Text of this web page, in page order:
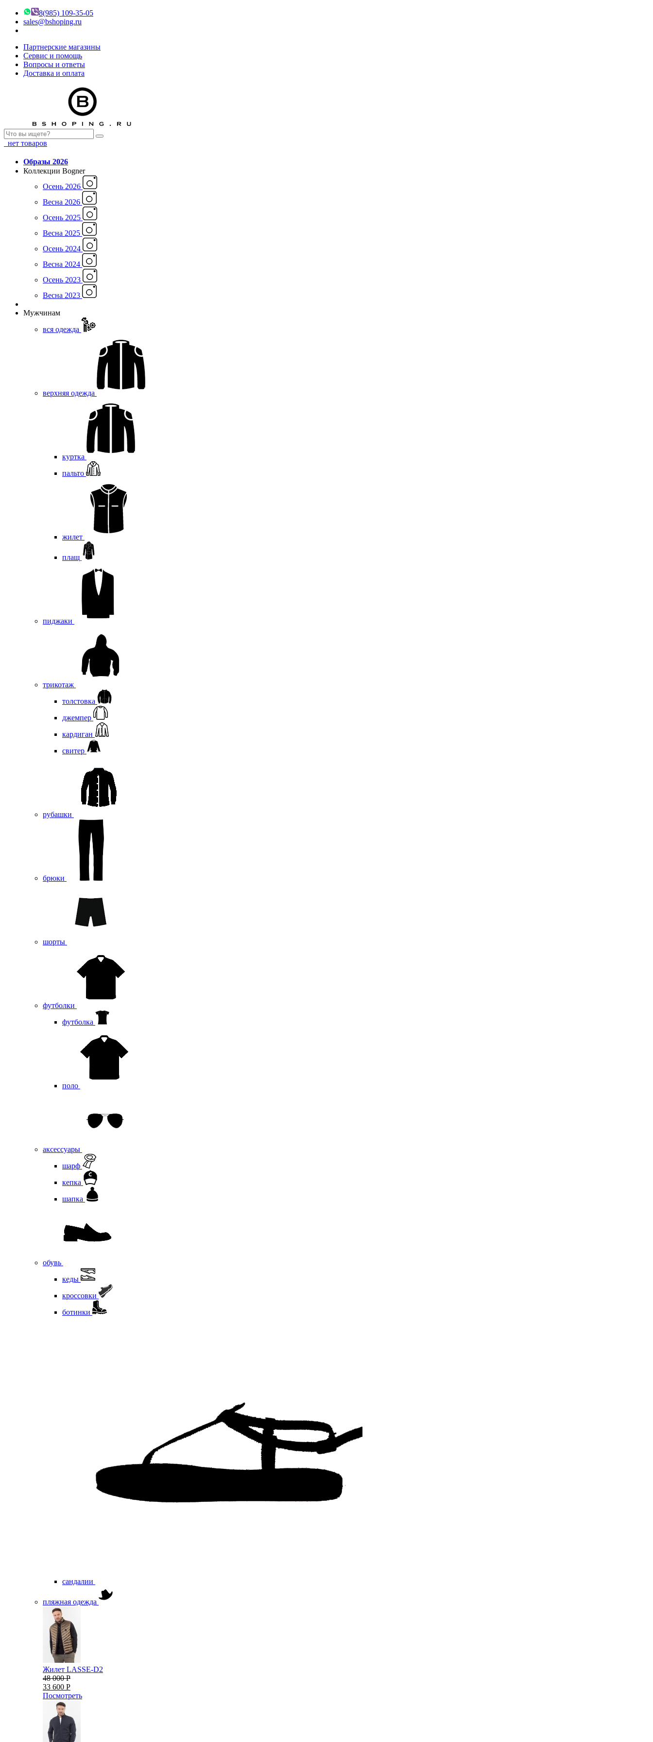
8(985) 109-35-05
sales@bshoping.ru
Партнерские магазины
Сервис и помощь
Вопросы и ответы
Доставка и оплата
нет товаров
Образы 2026
Коллекции Bogner
Осень 2026
Весна 2026
Осень 2025
Весна 2025
Осень 2024
Весна 2024
Осень 2023
Весна 2023
Мужчинам
вся одежда
верхняя одежда
куртка
пальто
жилет
плащ
пиджаки
трикотаж
толстовка
джемпер
кардиган
свитер
рубашки
брюки
шорты
футболки
футболка
поло
аксессуары
шарф
кепка
шапка
обувь
кеды
кроссовки
ботинки
сандалии
пляжная одежда
Жилет LASSE-D2
48 000 Р
33 600 Р
Посмотреть